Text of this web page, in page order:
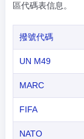
區代碼表信息。
撥號代碼
UN M49
MARC
FIFA
NATO